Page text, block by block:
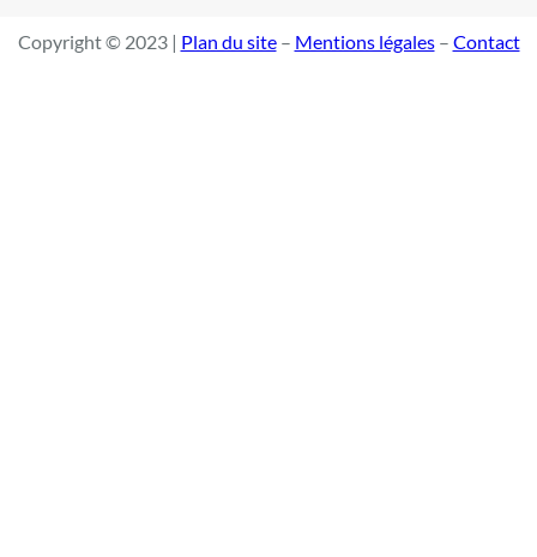
Copyright © 2023 | Plan du site– Mentions légales– Contact